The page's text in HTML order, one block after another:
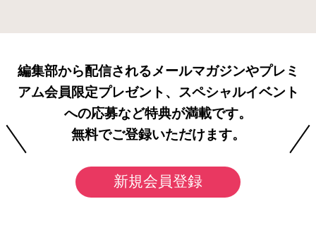
編集部から配信されるメールマガジンやプレミ
アム会員限定プレゼント、スペシャルイベント
への応募など特典が満載です。
無料でご登録いただけます。
新規会員登録